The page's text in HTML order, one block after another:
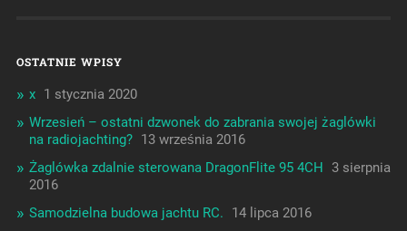
OSTATNIE WPISY
x 1 stycznia 2020
Wrzesień – ostatni dzwonek do zabrania swojej żaglówki
na radiojachting? 13 września 2016
Żaglówka zdalnie sterowana DragonFlite 95 4CH 3 sierpnia
2016
Samodzielna budowa jachtu RC.
14 lipca 2016